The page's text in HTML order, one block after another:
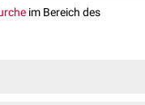
im Bereich des